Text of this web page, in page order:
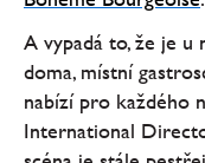
A vypadá to, že je u
doma, místní
nabízí pro každého
International